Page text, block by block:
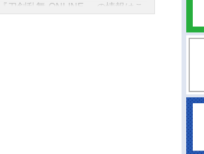
刀剣乱舞-ONLINE-』の情報はこ